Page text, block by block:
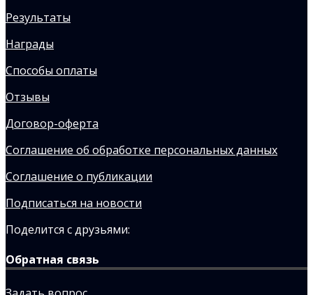
Результаты
Награды
Способы оплаты
Отзывы
Договор-оферта
Соглашение об обработке персональных данных
Соглашение о публикации
Подписаться на новости
Поделится с друзьями:
Обратная связь